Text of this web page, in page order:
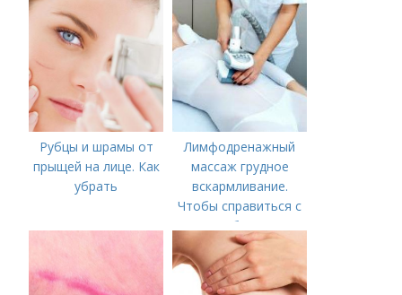
Рубцы и шрамы от
прыщей на лице. Как
убрать
Лимфодренажный
массаж грудное
вскармливание.
Чтобы справиться с
нагрубанием,
необходимо
предпринять
следующие действия: